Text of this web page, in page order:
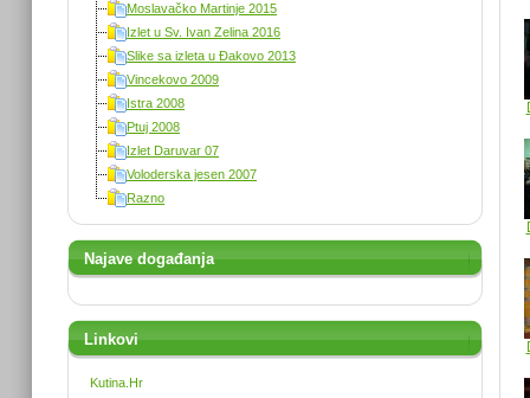
Moslavačko Martinje 2015
Izlet u Sv. Ivan Zelina 2016
Slike sa izleta u Đakovo 2013
Vincekovo 2009
Istra 2008
Ptuj 2008
Izlet Daruvar 07
Voloderska jesen 2007
Razno
Najave događanja
Linkovi
Kutina.Hr